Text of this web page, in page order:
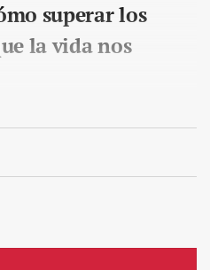
superar los
la vida nos